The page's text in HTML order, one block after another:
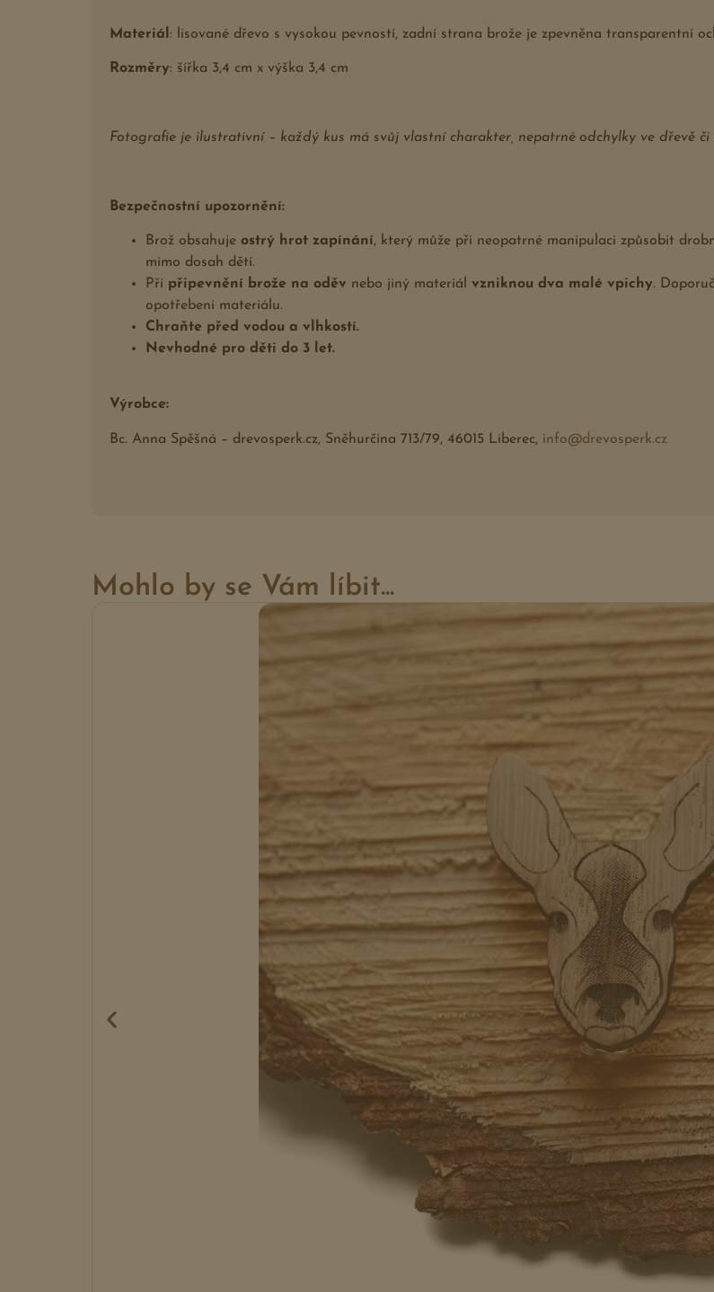
Materiál : lisované dřevo s vysokou pevností, zadní strana brože je zpevněna transparentní
Rozměry: šířka 3,4 cm x výška 3,4 cm
Fotografie je ilustrativní – každý kus má svůj vlastní charakter, nepatrné odchylky ve dřevě či
Bezpečnostní upozornění:
Brož obsahuje ostrý hrot zapínání, který může při neopatrné manipulaci způsobit
mimo dosah dětí.
Při připevnění brože na oděv nebo jiný materiál vzniknou dva malé vpichy.
opotřebení materiálu.
Chraňte před vodou a vlhkostí.
Nevhodné pro děti do 3 let.
Výrobce:
Bc. Anna Spěšná – drevosperk.cz, Sněhurčina 713/79, 46015 Liberec, info@drevosperk.cz
Mohlo by se Vám líbit...